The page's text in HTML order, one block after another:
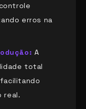
erros na
A
total
real.